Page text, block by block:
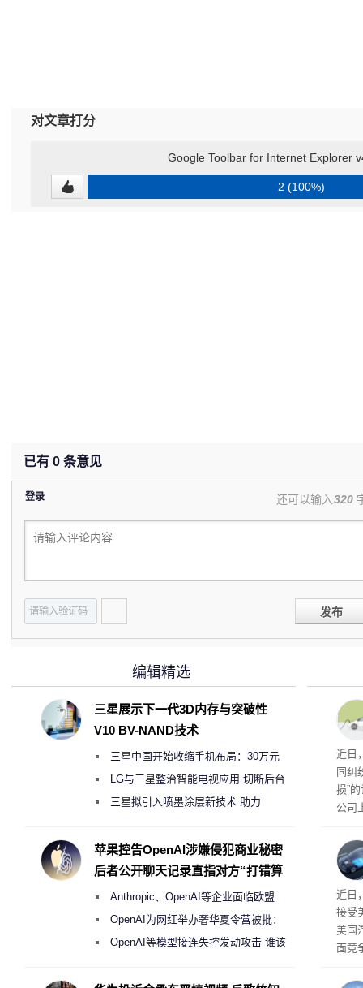
对文章打分
Google Toolbar for Internet Explorer
2 (100%)
已有 0 条意见
登录 还可以输入320
发布
近日
同纠
损”
公司
事
给
近日
接受
美国
面竞
性。
编辑精选
三星展示下一代3D内存与突破性
V10 BV-NAND技术
三星中国开始收缩手机布局：30万元
月销售额不达标门店 将被逐步清退
LG与三星整治智能电视应用 切断后台
偷偷共享带宽的违规行为
三星拟引入喷墨涂层新技术 助力
度
苹果控告OpenAI涉嫌侵犯商业秘密
后者公开聊天记录直指对方“打错算
Anthropic、OpenAI等企业面临欧盟
《人工智能法案》全新执法权限审查
OpenAI为网红举办奢华夏令营被批：
2000美元一晚 遭讽“反乌托邦”
OpenAI等模型接连失控发动攻击 谁该